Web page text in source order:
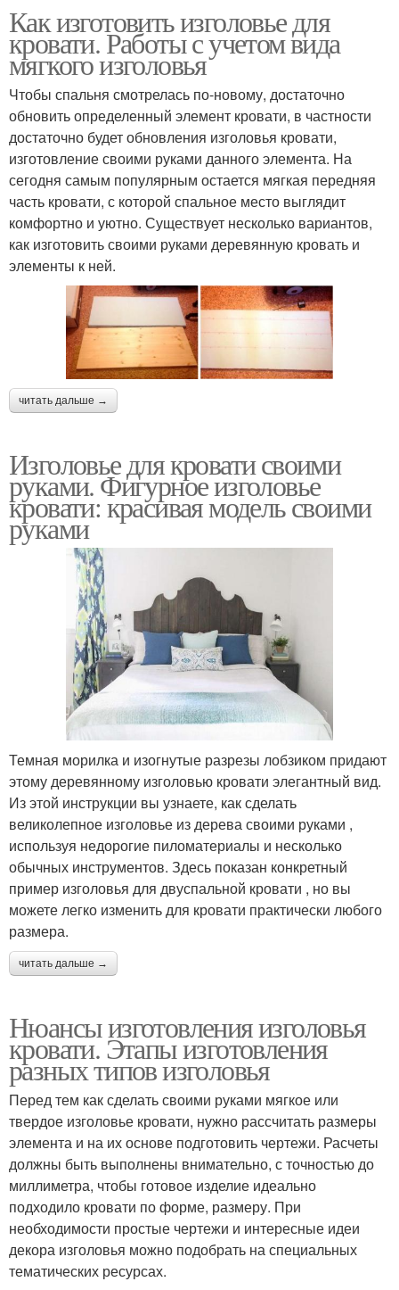
Как изготовить изголовье для
кровати. Работы с учетом вида
мягкого изголовья
Чтобы спальня смотрелась по-новому, достаточно
обновить определенный элемент кровати, в частности
достаточно будет обновления изголовья кровати,
изготовление своими руками данного элемента. На
сегодня самым популярным остается мягкая передняя
часть кровати, с которой спальное место выглядит
комфортно и уютно. Существует несколько вариантов,
как изготовить своими руками деревянную кровать и
элементы к ней.
читать дальше →
Изголовье для кровати своими
руками. Фигурное изголовье
кровати: красивая модель своими
руками
Темная морилка и изогнутые разрезы лобзиком придают
этому деревянному изголовью кровати элегантный вид.
Из этой инструкции вы узнаете, как сделать
великолепное изголовье из дерева своими руками ,
используя недорогие пиломатериалы и несколько
обычных инструментов. Здесь показан конкретный
пример изголовья для двуспальной кровати , но вы
можете легко изменить для кровати практически любого
размера.
читать дальше →
Нюансы изготовления изголовья
кровати. Этапы изготовления
разных типов изголовья
Перед тем как сделать своими руками мягкое или
твердое изголовье кровати, нужно рассчитать размеры
элемента и на их основе подготовить чертежи. Расчеты
должны быть выполнены внимательно, с точностью до
миллиметра, чтобы готовое изделие идеально
подходило кровати по форме, размеру. При
необходимости простые чертежи и интересные идеи
декора изголовья можно подобрать на специальных
тематических ресурсах.